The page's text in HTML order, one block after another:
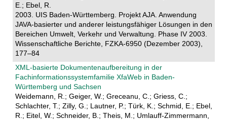
E.; Ebel, R.
2003. UIS Baden-Württemberg. Projekt AJA. Anwendung
JAVA-basierter und anderer leistungsfähiger Lösungen in den
Bereichen Umwelt, Verkehr und Verwaltung. Phase IV 2003.
Wissenschaftliche Berichte, FZKA-6950 (Dezember 2003),
177–84
XML-basierte Dokumentenaufbereitung in der
Fachinformationssystemfamilie XfaWeb in Baden-
Württemberg und Sachsen
Weidemann, R.; Geiger, W.; Greceanu, C.; Griess, C.;
Schlachter, T.; Zilly, G.; Lautner, P.; Türk, K.; Schmid, E.; Ebel,
R.; Eitel, W.; Schneider, B.; Theis, M.; Umlauff-Zimmermann,